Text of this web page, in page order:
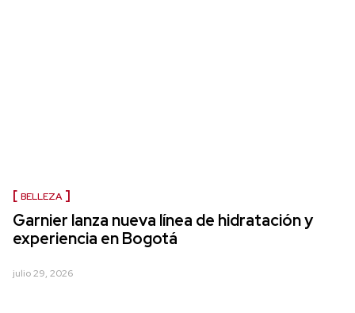
BELLEZA
Garnier lanza nueva línea de hidratación y
experiencia en Bogotá
julio 29, 2026